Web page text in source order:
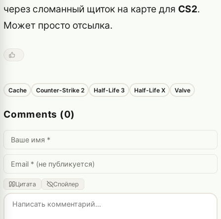
через сломанный щиток на карте для CS2.
Может просто отсылка.
Cache Counter-Strike 2 Half-Life 3 Half-Life X Valve
Comments (0)
Цитата Спойлер